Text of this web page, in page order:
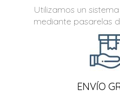
Utilizamos un
mediante pasarelas
ENVÍO